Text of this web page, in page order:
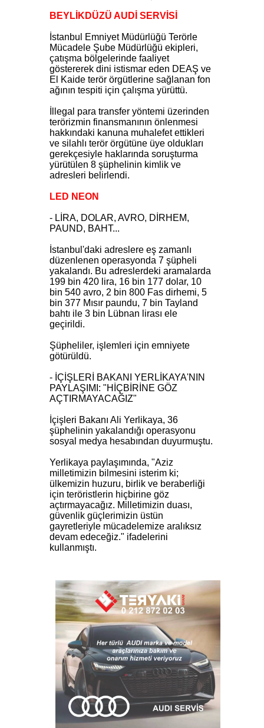
BEYLİKDÜZÜ AUDİ SERVİSİ
İstanbul Emniyet Müdürlüğü Terörle
Mücadele Şube Müdürlüğü ekipleri,
çatışma bölgelerinde faaliyet
göstererek dini istismar eden DEAŞ ve
El Kaide terör örgütlerine sağlanan fon
ağının tespiti için çalışma yürüttü.
İllegal para transfer yöntemi üzerinden
terörizmin finansmanının önlenmesi
hakkındaki kanuna muhalefet ettikleri
ve silahlı terör örgütüne üye oldukları
gerekçesiyle haklarında soruşturma
yürütülen 8 şüphelinin kimlik ve
adresleri belirlendi.
LED NEON
- LİRA, DOLAR, AVRO, DİRHEM,
PAUND, BAHT...
İstanbul'daki adreslere eş zamanlı
düzenlenen operasyonda 7 şüpheli
yakalandı. Bu adreslerdeki aramalarda
199 bin 420 lira, 16 bin 177 dolar, 10
bin 540 avro, 2 bin 800 Fas dirhemi, 5
bin 377 Mısır paundu, 7 bin Tayland
bahtı ile 3 bin Lübnan lirası ele
geçirildi.
Şüpheliler, işlemleri için emniyete
götürüldü.
- İÇİŞLERİ BAKANI YERLİKAYA'NIN
PAYLAŞIMI: "HİÇBİRİNE GÖZ
AÇTIRMAYACAĞIZ"
İçişleri Bakanı Ali Yerlikaya, 36
şüphelinin yakalandığı operasyonu
sosyal medya hesabından duyurmuştu.
Yerlikaya paylaşımında, "Aziz
milletimizin bilmesini isterim ki;
ülkemizin huzuru, birlik ve beraberliği
için teröristlerin hiçbirine göz
açtırmayacağız. Milletimizin duası,
güvenlik güçlerimizin üstün
gayretleriyle mücadelemize aralıksız
devam edeceğiz." ifadelerini
kullanmıştı.